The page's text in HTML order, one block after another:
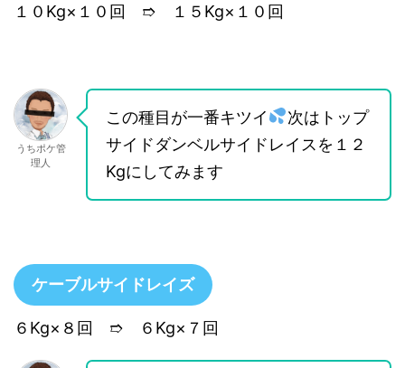
１０Kg×１０回 ➱ １５Kg×１０回
うちポケ管
理人
この種目が一番キツイ
次はトップ
サイドダンベルサイドレイスを１２
Kgにしてみます
ケーブルサイドレイズ
６Kg×８回 ➱ ６Kg×７回